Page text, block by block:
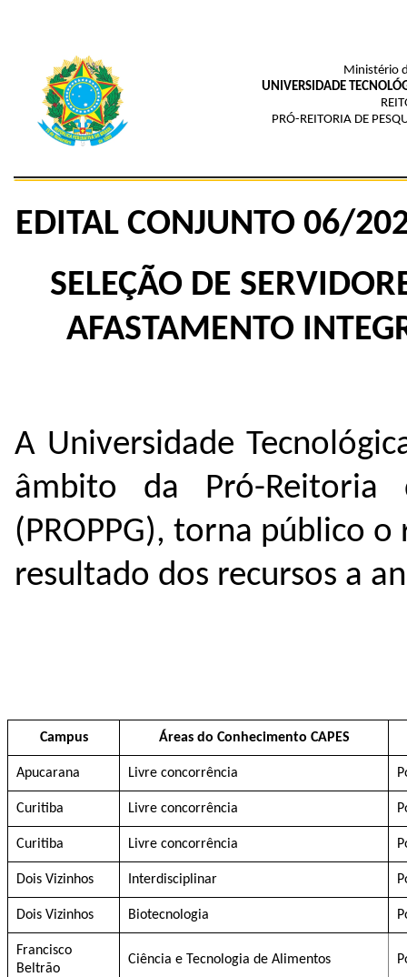
Ministério
UNIVERSIDADE
PRÓ-REITORIA DE
EDITAL CONJUNTO06/
SELEÇÃO DE
AFASTAMENTO
A Universidade
âmbito da Pró-Reitoria
(PROPPG), torna público
resultado dos recursos a
Campus Áreas do Conhecimento CAPES
Apucarana Livre concorrência
Curitiba Livre concorrência
Curitiba Livre concorrência
Dois Vizinhos Interdisciplinar
Dois Vizinhos Biotecnologia
Francisco
Beltrão
Ciência e Tecnologia de Alimentos